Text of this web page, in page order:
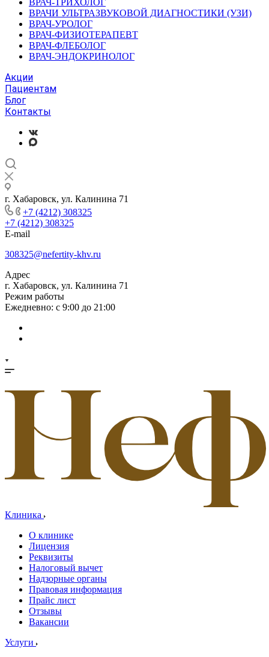
ВРАЧ-ТРИХОЛОГ
ВРАЧИ УЛЬТРАЗВУКОВОЙ ДИАГНОСТИКИ (УЗИ)
ВРАЧ-УРОЛОГ
ВРАЧ-ФИЗИОТЕРАПЕВТ
ВРАЧ-ФЛЕБОЛОГ
ВРАЧ-ЭНДОКРИНОЛОГ
Акции
Пациентам
Блог
Контакты
г. Хабаровск, ул. Калинина 71
+7 (4212) 308325
+7 (4212) 308325
E-mail
308325@nefertity-khv.ru
Адрес
г. Хабаровск, ул. Калинина 71
Режим работы
Ежедневно: с 9:00 до 21:00
Клиника
О клинике
Лицензия
Реквизиты
Налоговый вычет
Надзорные органы
Правовая информация
Прайс лист
Отзывы
Вакансии
Услуги